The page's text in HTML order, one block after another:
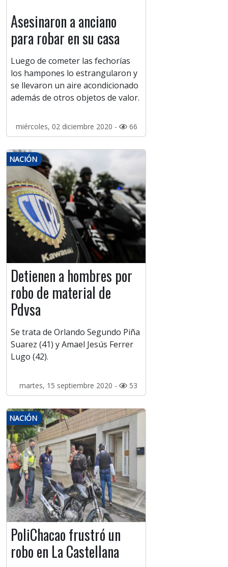
Asesinaron a anciano
para robar en su casa
Luego de cometer las fechorías
los hampones lo estrangularon y
se llevaron un aire acondicionado
además de otros objetos de valor.
miércoles, 02 diciembre 2020 - 66
NACIÓN
Detienen a hombres por
robo de material de
Pdvsa
Se trata de Orlando Segundo Piña
Suarez (41) y Amael Jesús Ferrer
Lugo (42).
martes, 15 septiembre 2020 - 53
NACIÓN
PoliChacao frustró un
robo en La Castellana